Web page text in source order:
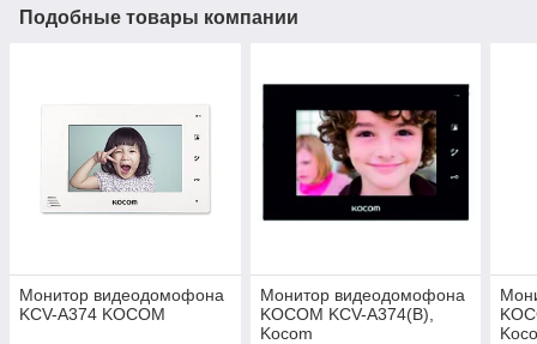
Подобные товары компании
Монитор видеодомофона
KCV-A374 KOCOM
Монитор видеодомофона
KOCOM KCV-A374(B),
Kocom